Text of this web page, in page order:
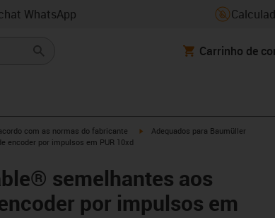
WhatsApp
Carrinho de
com as normas do fabricante igus-icon-arrow-right
Adequados para Baumüller
encoder por impulsos em PUR 10xd
semelhantes aos
por impulsos em